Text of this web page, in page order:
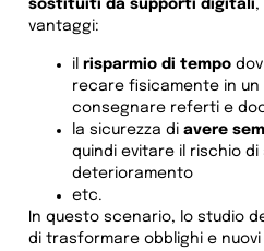
sostituiti da supporti digitali,
vantaggi:
il risparmio di tempo
recare fisicamente in
consegnare referti e
la sicurezza di avere
quindi evitare il rischio
deterioramento
etc.
In questo scenario, lo studio
di trasformare obblighi e